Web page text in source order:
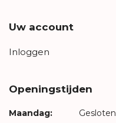
Uw account
Inloggen
Openingstijden
Maandag: Gesloten